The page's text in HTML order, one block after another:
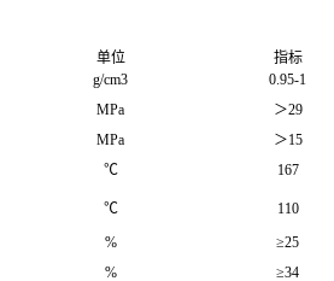
单位
指标
g/cm3
0.95-1
MPa ＞29
MPa ＞15
℃ 167
℃
110
% ≥25
% ≥34